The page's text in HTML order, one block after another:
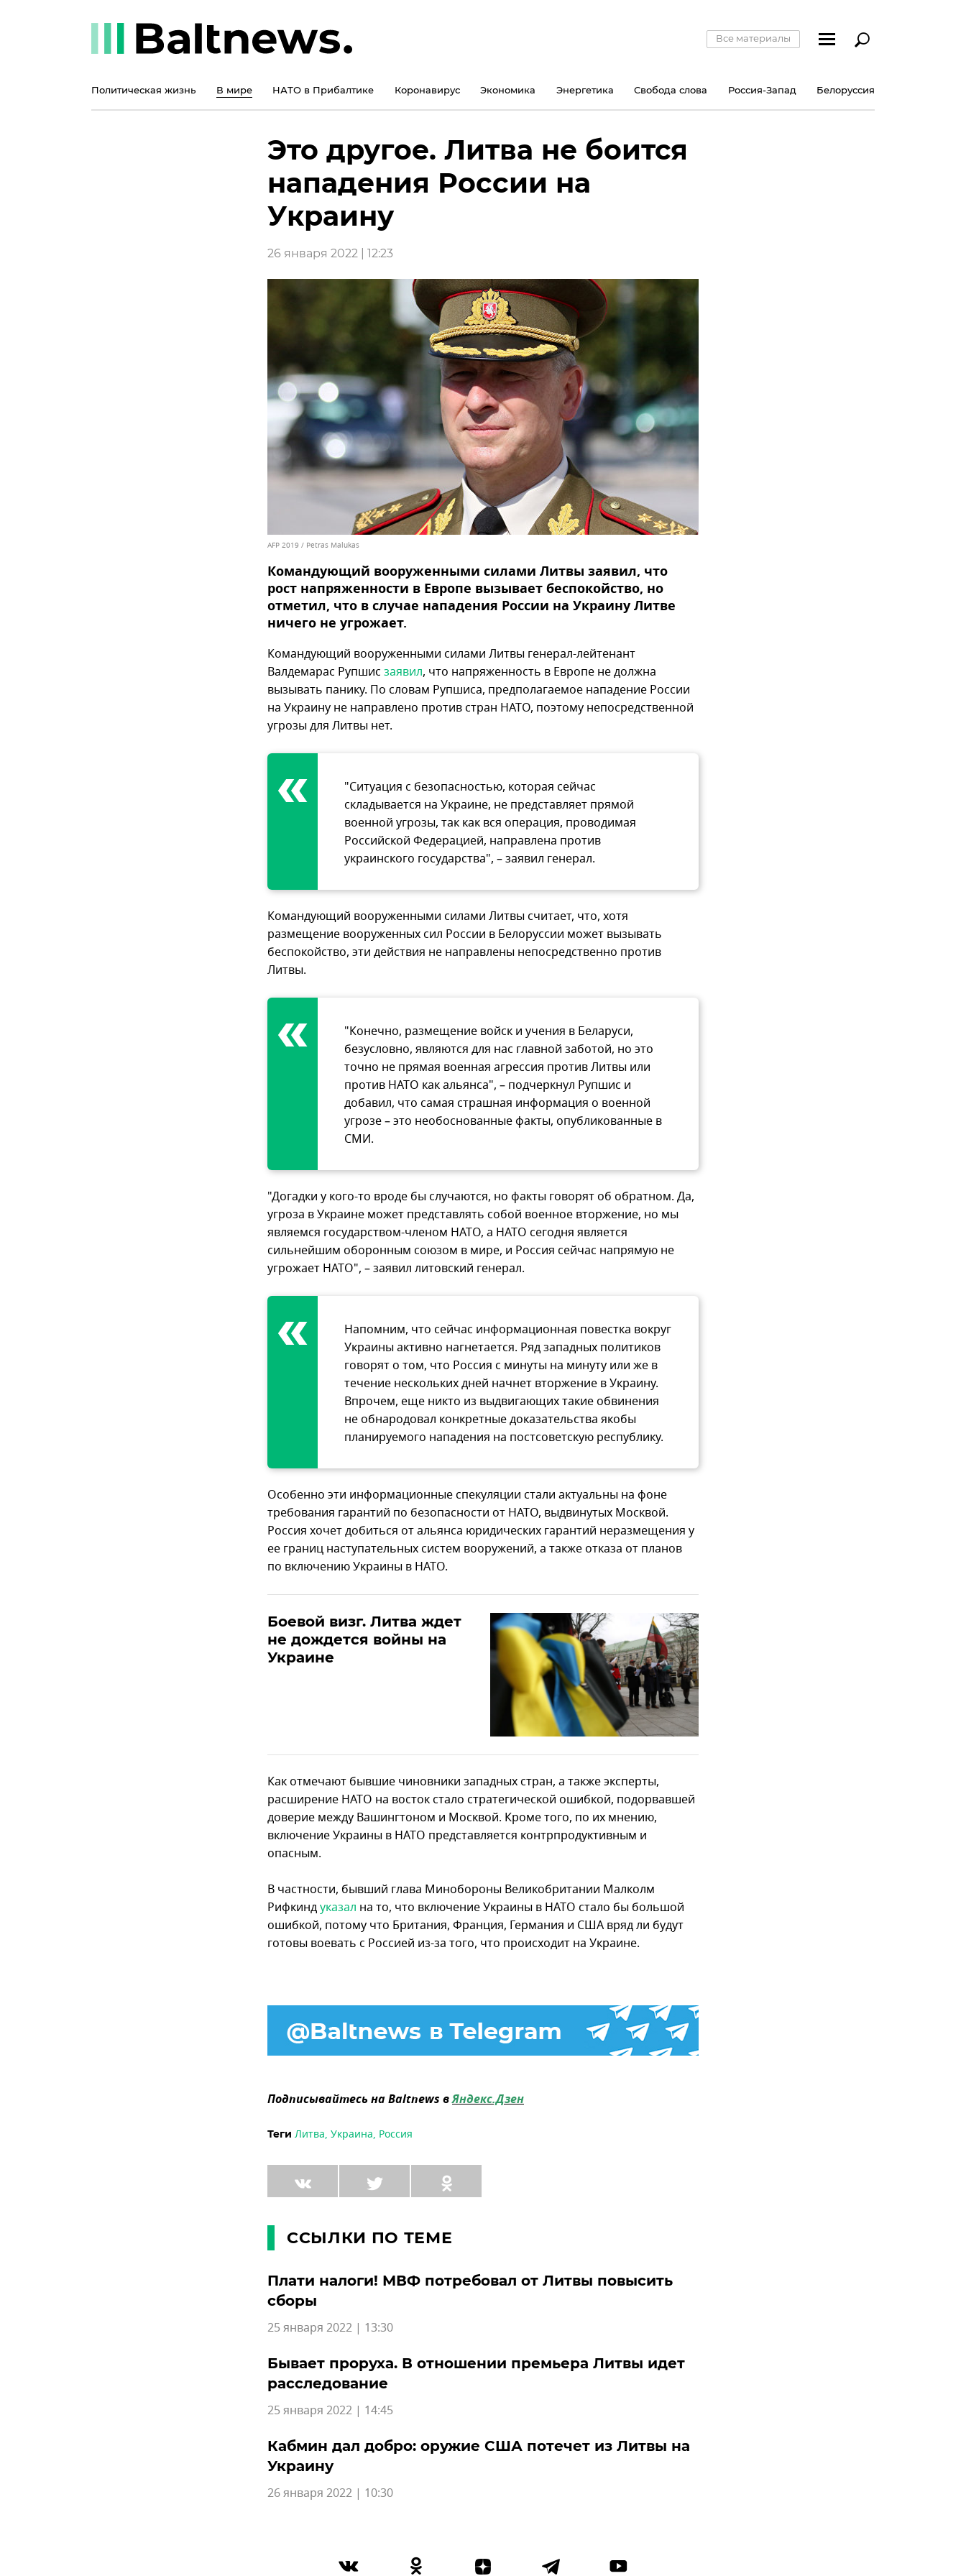
Все материалы
Политическая жизнь В мире НАТО в Прибалтике Коронавирус Экономика Энергетика Свобода слова Россия-Запад Белоруссия
Это другое. Литва не боится
нападения России на
Украину
26 января 2022 | 12:23
AFP 2019 / Petras Malukas
Командующий вооруженными силами Литвы заявил, что
рост напряженности в Европе вызывает беспокойство, но
отметил, что в случае нападения России на Украину Литве
ничего не угрожает.
Командующий вооруженными силами Литвы генерал-лейтенант
Валдемарас Рупшис заявил, что напряженность в Европе не должна
вызывать панику. По словам Рупшиса, предполагаемое нападение России
на Украину не направлено ​​против стран НАТО, поэтому непосредственной
угрозы для Литвы нет.
"Ситуация с безопасностью, которая сейчас
складывается на Украине, не представляет прямой
военной угрозы, так как вся операция, проводимая
Российской Федерацией, направлена ​​против
украинского государства", – заявил генерал.
Командующий вооруженными силами Литвы считает, что, хотя
размещение вооруженных сил России в Белоруссии может вызывать
беспокойство, эти действия не направлены непосредственно против
Литвы.
"Конечно, размещение войск и учения в Беларуси,
безусловно, являются для нас главной заботой, но это
точно не прямая военная агрессия против Литвы или
против НАТО как альянса", – подчеркнул Рупшис и
добавил, что самая страшная информация о военной
угрозе – это необоснованные факты, опубликованные в
СМИ.
"Догадки у кого-то вроде бы случаются, но факты говорят об обратном. Да,
угроза в Украине может представлять собой военное вторжение, но мы
являемся государством-членом НАТО, а НАТО сегодня является
сильнейшим оборонным союзом в мире, и Россия сейчас напрямую не
угрожает НАТО", – заявил литовский генерал.
Напомним, что сейчас информационная повестка вокруг
Украины активно нагнетается. Ряд западных политиков
говорят о том, что Россия с минуты на минуту или же в
течение нескольких дней начнет вторжение в Украину.
Впрочем, еще никто из выдвигающих такие обвинения
не обнародовал конкретные доказательства якобы
планируемого нападения на постсоветскую республику.
Особенно эти информационные спекуляции стали актуальны на фоне
требования гарантий по безопасности от НАТО, выдвинутых Москвой.
Россия хочет добиться от альянса юридических гарантий неразмещения у
ее границ наступательных систем вооружений, а также отказа от планов
по включению Украины в НАТО.
Боевой визг. Литва ждет
не дождется войны на
Украине
Как отмечают бывшие чиновники западных стран, а также эксперты,
расширение НАТО на восток стало стратегической ошибкой, подорвавшей
доверие между Вашингтоном и Москвой. Кроме того, по их мнению,
включение Украины в НАТО представляется контрпродуктивным и
опасным.
В частности, бывший глава Минобороны Великобритании Малколм
Рифкиндуказал на то, что включение Украины в НАТО стало бы большой
ошибкой, потому что Британия, Франция, Германия и США вряд ли будут
готовы воевать с Россией из-за того, что происходит на Украине.
Подписывайтесь на Baltnews вЯндекс.Дзен
Теги Литва, Украина, Россия
ССЫЛКИ ПО ТЕМЕ
Плати налоги! МВФ потребовал от Литвы повысить
сборы
25 января 2022 | 13:30
Бывает проруха. В отношении премьера Литвы идет
расследование
25 января 2022 | 14:45
Кабмин дал добро: оружие США потечет из Литвы на
Украину
26 января 2022 | 10:30